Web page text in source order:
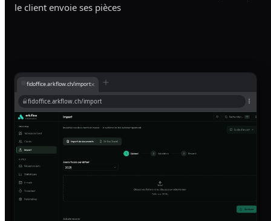
le client envoie ses pièces
fidoffice.arkflow.ch/import×
fidoffice.arkflow.ch/import